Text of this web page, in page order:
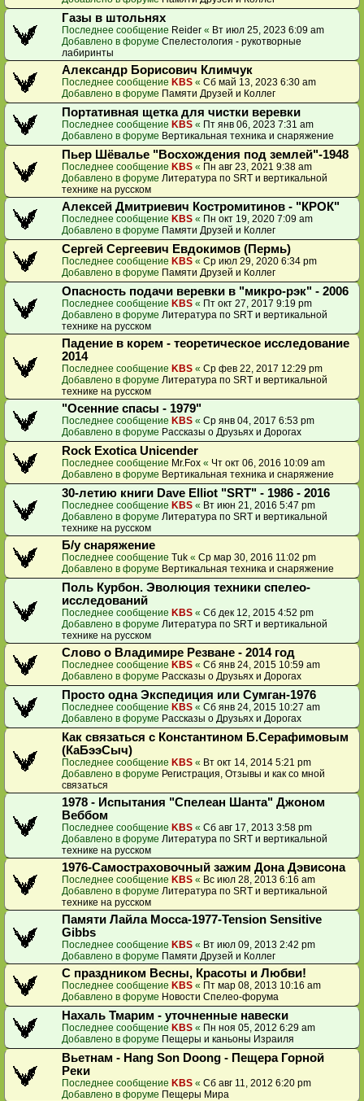
Газы в штольнях
Последнее сообщение Reider « Вт июл 25, 2023 6:09 am
Добавлено в форуме Спелестология - рукотворные
лабиринты
Александр Борисович Климчук
Последнее сообщение KBS « Сб май 13, 2023 6:30 am
Добавлено в форуме Памяти Друзей и Коллег
Портативная щетка для чистки веревки
Последнее сообщение KBS « Пт янв 06, 2023 7:31 am
Добавлено в форуме Вертикальная техника и снаряжение
Пьер Шёвалье "Восхождения под землей"-1948
Последнее сообщение KBS « Пн авг 23, 2021 9:38 am
Добавлено в форуме Литература по SRT и вертикальной
технике на русском
Алексей Дмитриевич Костромитинов - "КРОК"
Последнее сообщение KBS « Пн окт 19, 2020 7:09 am
Добавлено в форуме Памяти Друзей и Коллег
Сергей Сергеевич Евдокимов (Пермь)
Последнее сообщение KBS « Ср июл 29, 2020 6:34 pm
Добавлено в форуме Памяти Друзей и Коллег
Опасность подачи веревки в "микро-рэк" - 2006
Последнее сообщение KBS « Пт окт 27, 2017 9:19 pm
Добавлено в форуме Литература по SRT и вертикальной
технике на русском
Падение в корем - теоретическое исследование
2014
Последнее сообщение KBS « Ср фев 22, 2017 12:29 pm
Добавлено в форуме Литература по SRT и вертикальной
технике на русском
"Осенние спасы - 1979"
Последнее сообщение KBS « Ср янв 04, 2017 6:53 pm
Добавлено в форуме Рассказы о Друзьях и Дорогах
Rock Exotica Unicender
Последнее сообщение Mr.Fox « Чт окт 06, 2016 10:09 am
Добавлено в форуме Вертикальная техника и снаряжение
30-летию книги Dave Elliot "SRT" - 1986 - 2016
Последнее сообщение KBS « Вт июн 21, 2016 5:47 pm
Добавлено в форуме Литература по SRT и вертикальной
технике на русском
Б/у снаряжение
Последнее сообщение Tuk « Ср мар 30, 2016 11:02 pm
Добавлено в форуме Вертикальная техника и снаряжение
Поль Курбон. Эволюция техники спелео-
исследований
Последнее сообщение KBS « Сб дек 12, 2015 4:52 pm
Добавлено в форуме Литература по SRT и вертикальной
технике на русском
Слово о Владимире Резване - 2014 год
Последнее сообщение KBS « Сб янв 24, 2015 10:59 am
Добавлено в форуме Рассказы о Друзьях и Дорогах
Просто одна Экспедиция или Сумган-1976
Последнее сообщение KBS « Сб янв 24, 2015 10:27 am
Добавлено в форуме Рассказы о Друзьях и Дорогах
Как связаться с Константином Б.Серафимовым
(КаБээСыч)
Последнее сообщение KBS « Вт окт 14, 2014 5:21 pm
Добавлено в форуме Регистрация, Отзывы и как со мной
связаться
1978 - Испытания "Спелеан Шанта" Джоном
Веббом
Последнее сообщение KBS « Сб авг 17, 2013 3:58 pm
Добавлено в форуме Литература по SRT и вертикальной
технике на русском
1976-Самостраховочный зажим Дона Дэвисона
Последнее сообщение KBS « Вс июл 28, 2013 6:16 am
Добавлено в форуме Литература по SRT и вертикальной
технике на русском
Памяти Лайла Мосса-1977-Tension Sensitive
Gibbs
Последнее сообщение KBS « Вт июл 09, 2013 2:42 pm
Добавлено в форуме Памяти Друзей и Коллег
С праздником Весны, Красоты и Любви!
Последнее сообщение KBS « Пт мар 08, 2013 10:16 am
Добавлено в форуме Новости Спелео-форума
Нахаль Тмарим - уточненные навески
Последнее сообщение KBS « Пн ноя 05, 2012 6:29 am
Добавлено в форуме Пещеры и каньоны Израиля
Вьетнам - Hang Son Doong - Пещера Горной
Реки
Последнее сообщение KBS « Сб авг 11, 2012 6:20 pm
Добавлено в форуме Пещеры Мира